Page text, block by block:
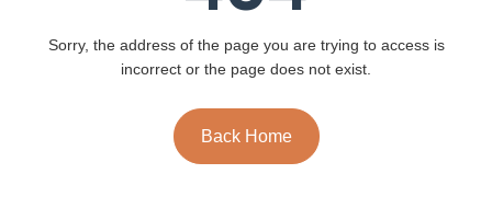
Sorry, the address of the page you are trying to access is
incorrect or the page does not exist.
Back Home